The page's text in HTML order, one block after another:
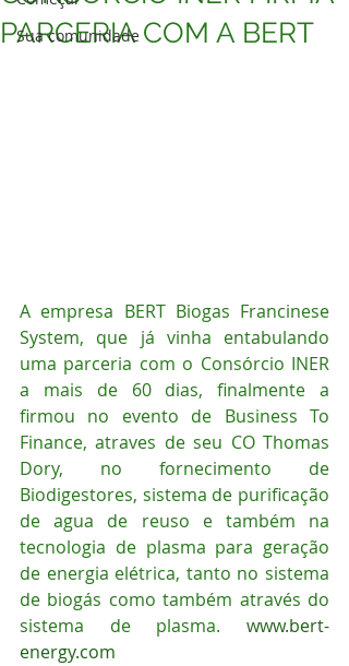
Sua comunidade
PARCERIA COM A BERT
A empresa BERT Biogas Francinese
System, que já vinha entabulando
uma parceria com o Consórcio INER
a mais de 60 dias, finalmente a
firmou no evento de Business To
Finance, atraves de seu CO Thomas
Dory, no fornecimento de
Biodigestores, sistema de purificação
de agua de reuso e também na
tecnologia de plasma para geração
de energia elétrica, tanto no sistema
de biogás como também através do
sistema de plasma. www.bert-
energy.com